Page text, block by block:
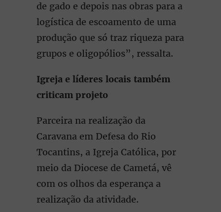
de gado e depois nas obras para a
logística de escoamento de uma
produção que só traz riqueza para
grupos e oligopólios”, ressalta.
Igreja e líderes locais também
criticam projeto
Parceira na realização da
Caravana em Defesa do Rio
Tocantins, a Igreja Católica, por
meio da Diocese de Cametá, vê
com os olhos da esperança a
realização da atividade.